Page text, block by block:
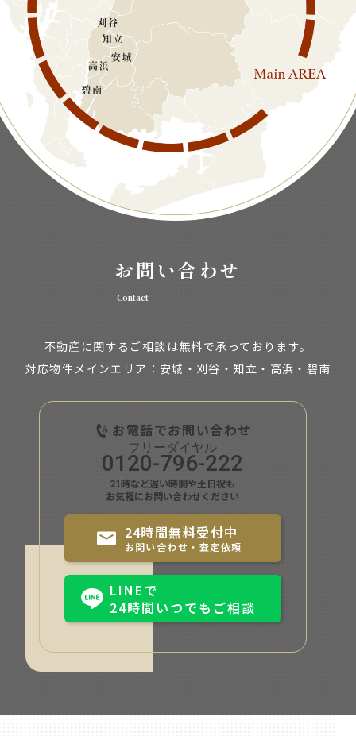
お問い合わせ
Contact
不動産に関するご相談は無料で承っております。
対応物件メインエリア：安城・刈谷・知立・ 高浜・碧南
お電話でお問い合わせ
0120-796-222
21時など遅い時間や土日祝も
お気軽にお問い合わせください
24時間無料受付中
お問い合わせ・査定依頼
LINEで
24時間いつでもご相談